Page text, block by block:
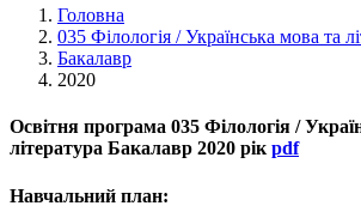
Головна
035 Філологія / Українська мова та
Бакалавр
2020
Освітня програма 035 Філологія /
література Бакалавр 2020 рік pdf
Навчальний план: